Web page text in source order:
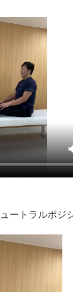
トラルポジ